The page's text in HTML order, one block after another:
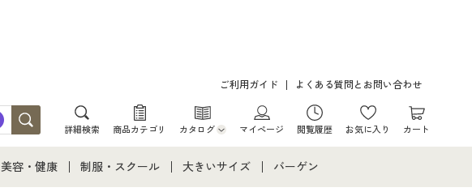
ご利用ガイド よくある質問とお問い合わせ
詳細検索 商品カテゴリ カタログ
カタログ・チラシからのご注文
マイページ 閲覧履歴 お気に入り カート
美容・健康 制服・スクール 大きいサイズ バーゲン